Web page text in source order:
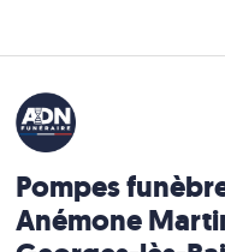
Pompes
Anémone